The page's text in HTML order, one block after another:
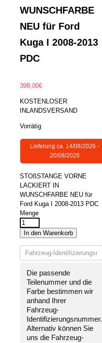
WUNSCHFARBE
NEU für Ford
Kuga I 2008-2013
PDC
399,00€
KOSTENLOSER
INLANDSVERSAND
Vorrätig
Lieferung ca. 14/08/2026 -
20/08/2026
STOßSTANGE VORNE
LACKIERT IN
WUNSCHFARBE NEU für
Ford Kuga I 2008-2013 PDC
Menge
In den Warenkorb
Die passende
Teilenummer und die
Farbe bestimmen wir
anhand Ihrer
Fahrzeug-
Identifizierungsnummer.
Alternativ können Sie
uns die Fahrzeug-